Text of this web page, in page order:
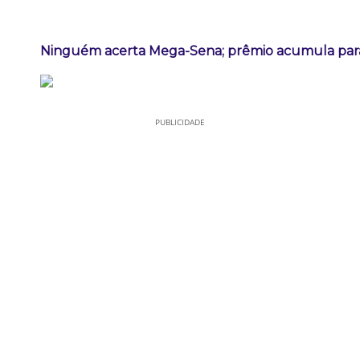
Ninguém acerta Mega-Sena; prêmio acumula
PUBLICIDADE